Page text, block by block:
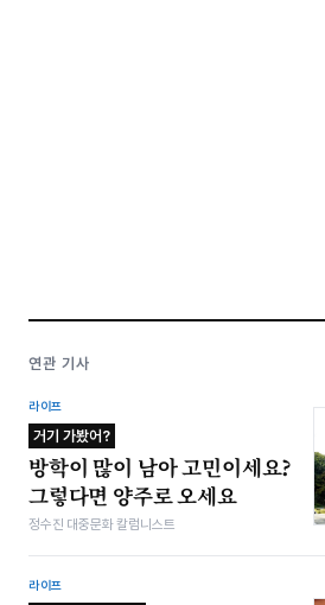
연관 기사
라이프
거기 가봤어?
방학이 많이 남아 고민이세요?
그렇다면 양주로 오세요
정수진 대중문화 칼럼니스트
라이프